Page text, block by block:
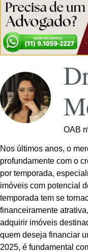
OAB
Nos últimos anos, o
profundamente com o
por temporada,
imóveis com potencial
temporada tem se
financeiramente
adquirir imóveis
quem deseja financiar
2025, é fundamental